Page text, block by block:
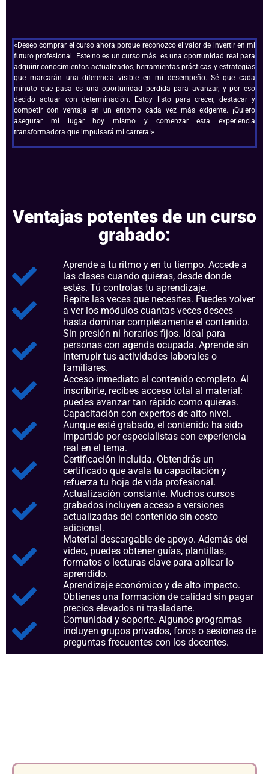
«Deseo comprar el curso ahora porque reconozco el valor de invertir en mi
futuro profesional. Este no es un curso más: es una oportunidad real para
adquirir conocimientos actualizados, herramientas prácticas y estrategias
que marcarán una diferencia visible en mi desempeño. Sé que cada
minuto que pasa es una oportunidad perdida para avanzar, y por eso
decido actuar con determinación. Estoy listo para crecer, destacar y
competir con ventaja en un entorno cada vez más exigente. ¡Quiero
asegurar mi lugar hoy mismo y comenzar esta experiencia
transformadora que impulsará mi carrera!»
Ventajas potentes de un curso
grabado:
Aprende a tu ritmo y en tu tiempo. Accede a
las clases cuando quieras, desde donde
estés. Tú controlas tu aprendizaje.
Repite las veces que necesites. Puedes volver
a ver los módulos cuantas veces desees
hasta dominar completamente el contenido.
Sin presión ni horarios fijos. Ideal para
personas con agenda ocupada. Aprende sin
interrupir tus actividades laborales o
familiares.
Acceso inmediato al contenido completo. Al
inscribirte, recibes acceso total al material:
puedes avanzar tan rápido como quieras.
Capacitación con expertos de alto nivel.
Aunque esté grabado, el contenido ha sido
impartido por especialistas con experiencia
real en el tema.
Certificación incluida. Obtendrás un
certificado que avala tu capacitación y
refuerza tu hoja de vida profesional.
Actualización constante. Muchos cursos
grabados incluyen acceso a versiones
actualizadas del contenido sin costo
adicional.
Material descargable de apoyo. Además del
video, puedes obtener guías, plantillas,
formatos o lecturas clave para aplicar lo
aprendido.
Aprendizaje económico y de alto impacto.
Obtienes una formación de calidad sin pagar
precios elevados ni trasladarte.
Comunidad y soporte. Algunos programas
incluyen grupos privados, foros o sesiones de
preguntas frecuentes con los docentes.